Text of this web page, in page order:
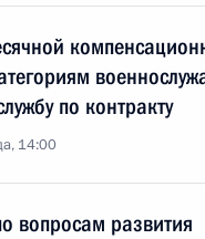
по контракту
14:00
вопросам развития